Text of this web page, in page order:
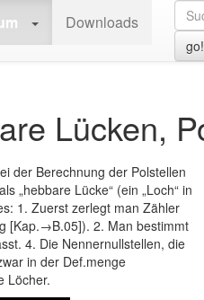
Downloads
go!
>A.52.01 | Definitionsmenge,
Lücken,
der Berechnung der Polstellen
„hebbare Lücke“ (ein „Loch“ in
1. Zuerst zerlegt man Zähler
[Kap.→B.05]). 2. Man bestimmt
4. Die Nennernullstellen, die
in der Def.menge
Löcher.